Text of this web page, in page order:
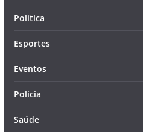
Política
Esportes
Eventos
Polícia
Saúde